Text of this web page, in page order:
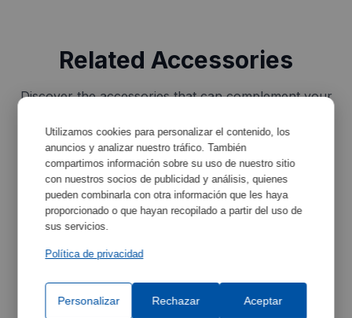
Related Accessories
Discover the accessories that can complement your
Silicone oil
Utilizamos cookies para personalizar el contenido, los
anuncios y analizar nuestro tráfico. También
compartimos información sobre su uso de nuestro sitio
con nuestros socios de publicidad y análisis, quienes
pueden combinarla con otra información que les haya
proporcionado o que hayan recopilado a partir del uso de
sus servicios.
Política de privacidad
Personalizar Rechazar Aceptar